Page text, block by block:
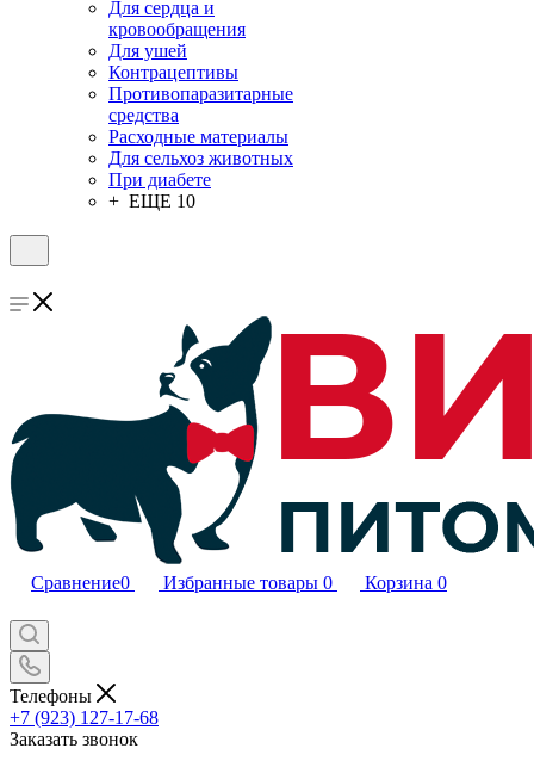
Для сердца и
кровообращения
Для ушей
Контрацептивы
Противопаразитарные
средства
Расходные материалы
Для сельхоз животных
При диабете
+ ЕЩЕ 10
Сравнение0 Избранные товары 0 Корзина 0
Телефоны
+7 (923) 127-17-68
Заказать звонок